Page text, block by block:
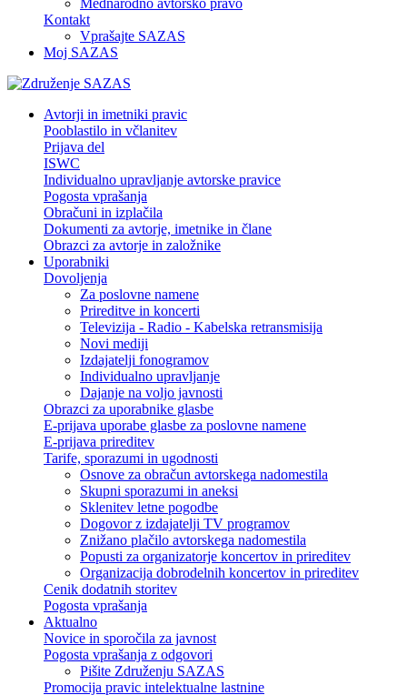
Mednarodno avtorsko pravo
Kontakt
Vprašajte SAZAS
Moj SAZAS
Avtorji in imetniki pravic
Pooblastilo in včlanitev
Prijava del
ISWC
Individualno upravljanje avtorske pravice
Pogosta vprašanja
Obračuni in izplačila
Dokumenti za avtorje, imetnike in člane
Obrazci za avtorje in založnike
Uporabniki
Dovoljenja
Za poslovne namene
Prireditve in koncerti
Televizija - Radio - Kabelska retransmisija
Novi mediji
Izdajatelji fonogramov
Individualno upravljanje
Dajanje na voljo javnosti
Obrazci za uporabnike glasbe
E-prijava uporabe glasbe za poslovne namene
E-prijava prireditev
Tarife, sporazumi in ugodnosti
Osnove za obračun avtorskega nadomestila
Skupni sporazumi in aneksi
Sklenitev letne pogodbe
Dogovor z izdajatelji TV programov
Znižano plačilo avtorskega nadomestila
Popusti za organizatorje koncertov in prireditev
Organizacija dobrodelnih koncertov in prireditev
Cenik dodatnih storitev
Pogosta vprašanja
Aktualno
Novice in sporočila za javnost
Pogosta vprašanja z odgovori
Pišite Združenju SAZAS
Promocija pravic intelektualne lastnine